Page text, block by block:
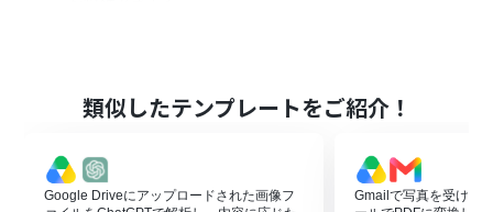
■フローボットの流れ
スケジュールトリガー機能を選択し、ファイル複製を実行
したい日時を設定します。
最後に、Google Driveの「ファイルを複製する」アクシ
類似したテンプレートをご紹介！
Google Driveにアップロードされた画像フ
Gmailで写真を受け取